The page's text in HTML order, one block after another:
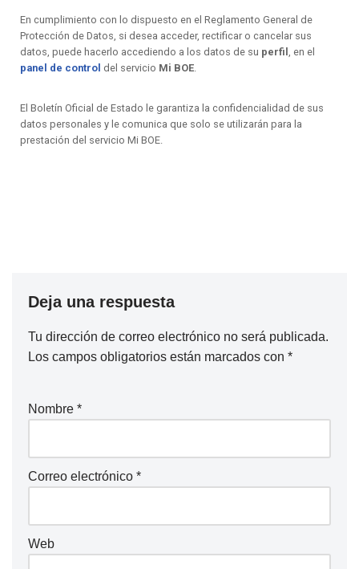
En cumplimiento con lo dispuesto en el Reglamento General de
Protección de Datos, si desea acceder, rectificar o cancelar sus
datos, puede hacerlo accediendo a los datos de su perfil , en el
panel de control del servicio Mi BOE
El Boletín Oficial de Estado le garantiza la confidencialidad de sus
datos personales y le comunica que solo se utilizarán para la
prestación del servicio Mi BOE.
Deja una respuesta
Tu dirección de correo electrónico no será publicada.
Los campos obligatorios están marcados con *
Nombre *
Correo electrónico *
Web